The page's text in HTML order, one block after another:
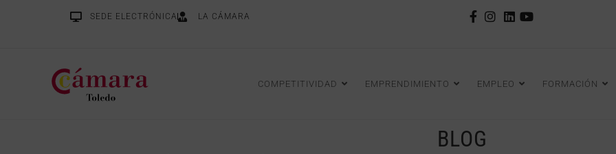
SEDE ELECTRÓNICA LA CÁMARA
COMPETITIVIDAD EMPRENDIMIENTO EMPLEO FORMACIÓN
BLOG